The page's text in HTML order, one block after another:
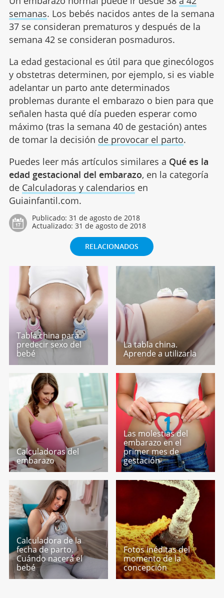
semanas. Los bebés nacidos antes de la semana
37 se consideran prematuros y después de la
semana 42 se consideran posmaduros.
La edad gestacional es útil para que ginecólogos
y obstetras determinen, por ejemplo, si es viable
adelantar un parto ante determinados
problemas durante el embarazo o bien para que
señalen hasta qué día pueden esperar como
máximo (tras la semana 40 de gestación) antes
de tomar la decisión de provocar el parto.
Puedes leer más artículos similares a Qué es la
edad gestacional del embarazo, en la categoría
de Calculadoras y calendarios en
Guiainfantil.com.
Publicado: 31 de agosto de 2018
Actualizado: 31 de agosto de 2018
RELACIONADOS
Tabla china para
predecir sexo del
bebé
La tabla china.
Aprende a utilizarla
Calculadoras del
embarazo
Las molestias del
embarazo en el
primer mes de
gestación
Calculadora de la
fecha de parto.
Cuándo nacerá el
bebé
Fotos inéditas del
momento de la
concepción